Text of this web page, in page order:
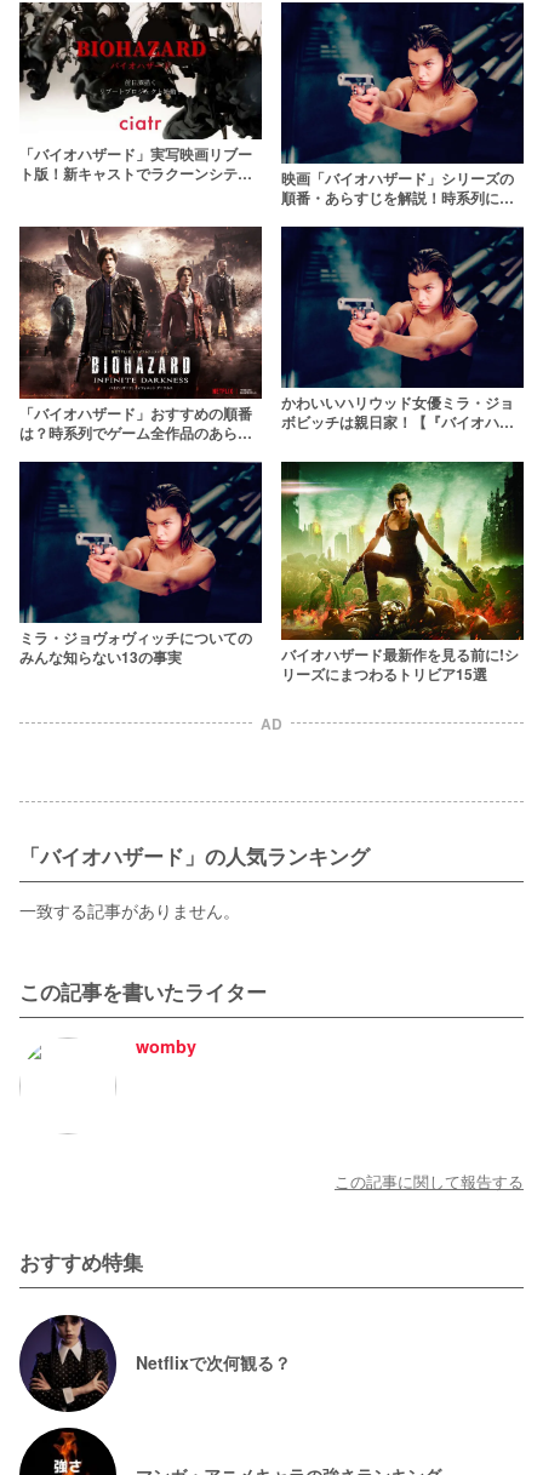
「バイオハザード」実写映画リブー
ト版！新キャストでラクーンシティ
映画「バイオハザード」シリーズの
順番・あらすじを解説！時系列に沿
「バイオハザード」おすすめの順番
は？時系列でゲーム全作品のあらす
かわいいハリウッド女優ミラ・ジョ
ボビッチは親日家！【『バイオハザ
ミラ・ジョヴォヴィッチについての
みんな知らない13の事実
バイオハザード最新作を見る前に!シ
リーズにまつわるトリビア15選
AD
「バイオハザード」の人気ランキング
一致する記事がありません。
この記事を書いたライター
womby
この記事に関して報告する
おすすめ特集
Netflixで次何観る？